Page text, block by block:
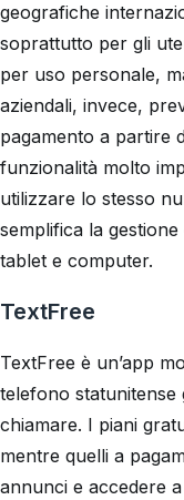
geografiche
soprattutto per gli
per uso personale,
aziendali, invece,
pagamento a partire
funzionalità molto
utilizzare lo stesso
semplifica la
tablet e computer.
TextFree
TextFree è un’app
telefono statunitense
chiamare. I piani
mentre quelli a
annunci e accedere